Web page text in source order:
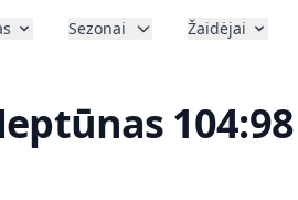
Sezonai Žaidėjai
104:98